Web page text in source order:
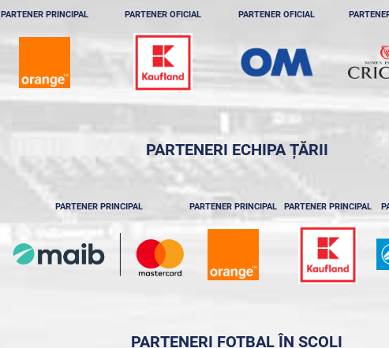
PARTENER PRINCIPAL PARTENER OFICIAL PARTENER OFICIAL
PARTENERI ECHIPA ȚĂRII
PARTENER PRINCIPAL PARTENER PRINCIPAL PARTENER PRINCIPAL
PARTENERI FOTBAL ÎN ȘCOLI